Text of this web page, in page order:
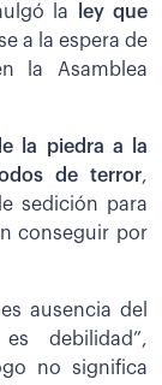
la
ley que
a la espera de
la Asamblea
la piedra a la
de terror,
sedición para
conseguir por
ausencia del
debilidad”,
no significa